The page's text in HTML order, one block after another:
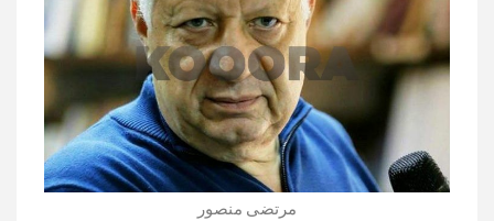
مرتضى منصور